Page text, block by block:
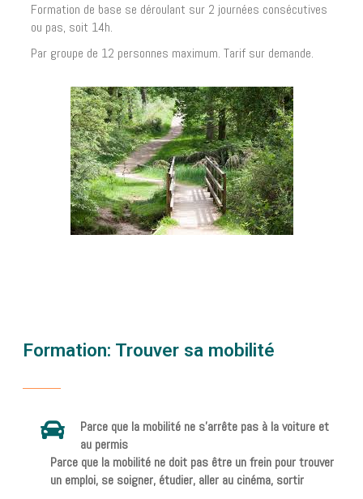
Formation de base se déroulant sur 2 journées consécutives
ou pas, soit 14h.
Par groupe de 12 personnes maximum. Tarif sur demande.
Formation: Trouver sa mobilité
Parce que la mobilité ne s'arrête pas à la voiture et
au permis
Parce que la mobilité ne doit pas être un frein pour trouver
un emploi, se soigner, étudier, aller au cinéma, sortir